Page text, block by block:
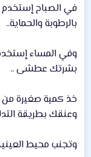
في الصباح إستخدم
بالرطوبة والحماية..
وفي المساء
بشرتك عطشى ..
خذ كمية صغيرة
وعنقك بطريقة
وتجنب محيط